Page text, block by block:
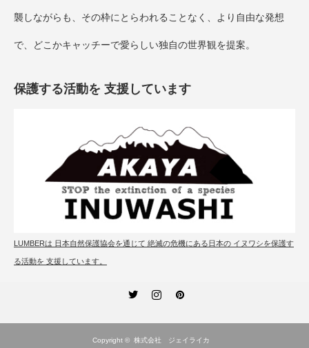
襲しながらも、その枠にとらわれることなく、より自由な発想
で、どこかキャッチーで愛らしい独自の世界観を提案。
保護する活動を 支援しています
LUMBERは 日本自然保護協会を通じて 絶滅の危機にある日本の イヌワシを保護す
る活動を 支援しています。
Copyright © 株式会社 ジェイライカ